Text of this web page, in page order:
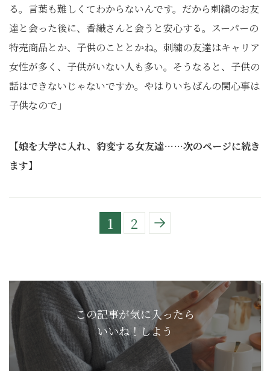
る。言葉も難しくてわからないんです。だから刺繍のお友
達と会った後に、香織さんと会うと安心する。スーパーの
特売商品とか、子供のこととかね。刺繍の友達はキャリア
女性が多く、子供がいない人も多い。そうなると、子供の
話はできないじゃないですか。やはりいちばんの関心事は
子供なので」
【娘を大学に入れ、豹変する女友達……次のページに続き
ます】
1 2
この記事が気に入ったら
いいね！しよう